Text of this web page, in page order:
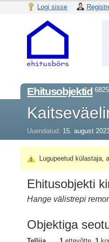
Logi sisse
Ehitusobjektid
Uuendatud: 15. august
Lugupeetud külastaja,
Ehitusobjekti
Hange välistrepi
Objektiga